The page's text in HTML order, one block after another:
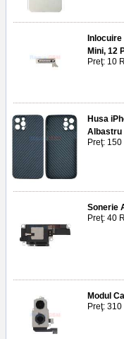
Mini, 12
Preţ: 10
Husa
Albastru
Preţ: 150
Sonerie
Preţ: 40
Modul
Preţ: 310